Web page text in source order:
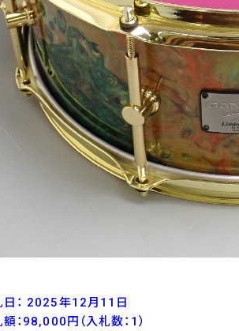
日： 2025年12月11日
額：98,000 円 （入札数：1 ）